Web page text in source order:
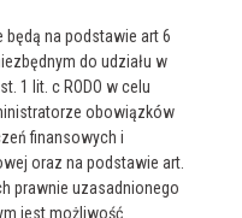
na podstawie art 6
do udziału w
1 lit. c RODO w celu
obowiązków
finansowych i
oraz na podstawie art.
prawnie uzasadnionego
jest możliwość